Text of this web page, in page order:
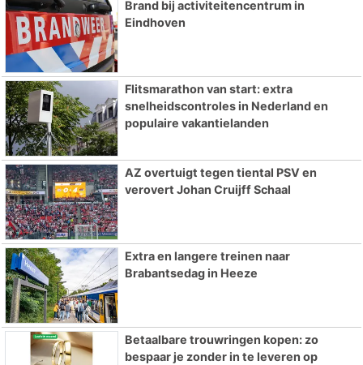
Brand bij activiteitencentrum in
Eindhoven
Flitsmarathon van start: extra
snelheidscontroles in Nederland en
populaire vakantielanden
AZ overtuigt tegen tiental PSV en
verovert Johan Cruijff Schaal
Extra en langere treinen naar
Brabantsedag in Heeze
Betaalbare trouwringen kopen: zo
bespaar je zonder in te leveren op